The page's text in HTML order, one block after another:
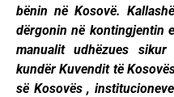
bënin në Kosovë.
dërgonin në kontingjentin
manualit udhëzues
kundër Kuvendit të
së Kosovës ,